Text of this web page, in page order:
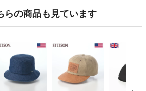
らの商品も見ています